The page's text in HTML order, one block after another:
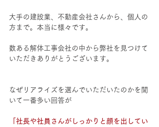
大手の建設業、不動産会社さんから、個人の
方まで。本当に様々です。
数ある解体工事会社の中から弊社を見つけて
いただきありがとうございます。
なぜリアライズを選んでいただいたのかを聞
いて一番多い回答が
「社長や社員さんがしっかりと顔を出してい